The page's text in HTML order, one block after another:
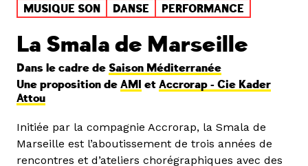
MUSIQUE SON DANSE PERFORMANCE
La Smala de Marseille
Dans le cadre de Saison Méditerranée
Une proposition de AMI et Accrorap - Cie Kader
Attou
Initiée par la compagnie Accrorap, la Smala de
Marseille est l’aboutissement de trois années de
rencontres et d’ateliers chorégraphiques avec des